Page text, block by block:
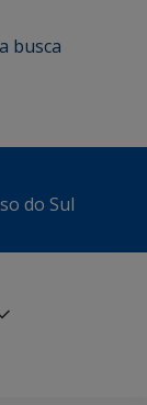
busca
do Sul